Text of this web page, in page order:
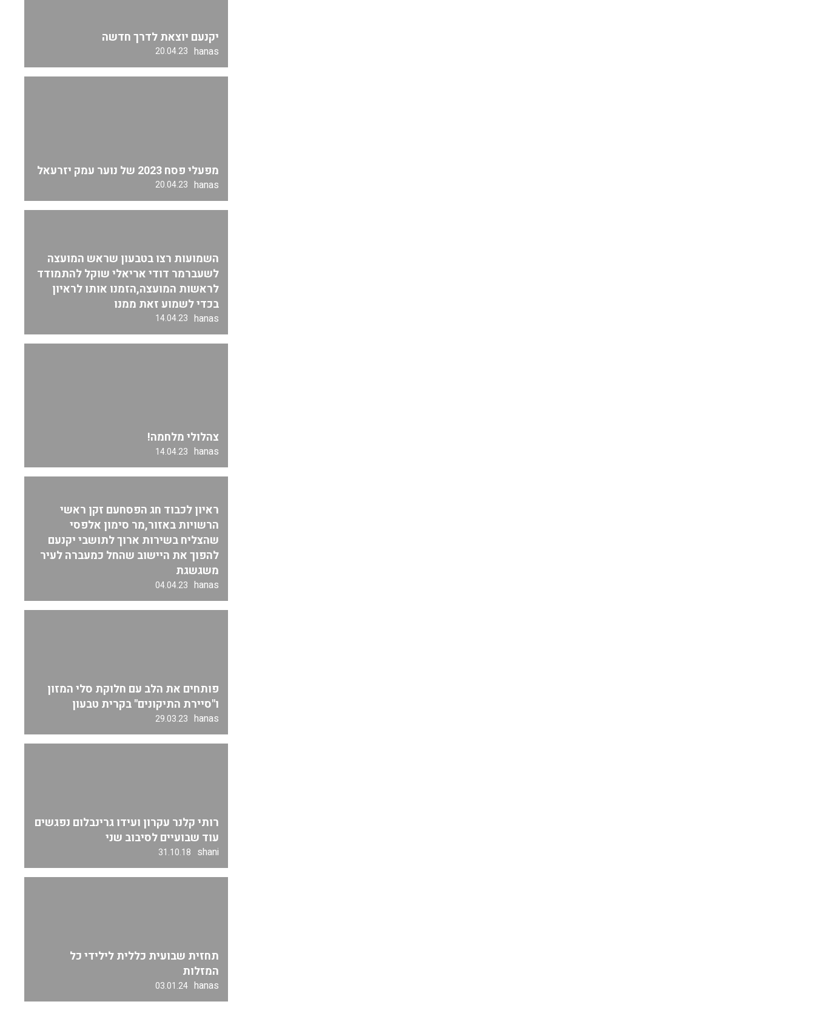
יקנעם יוצאת לדרך חדשה
hanas
20.04.23
מפעלי פסח 2023 של נוער עמק יזרעאל
hanas
20.04.23
השמועות רצו בטבעון שראש המועצה
לשעברמר דודי אריאלי שוקל להתמודד
לראשות המועצה,הזמנו אותו לראיון
בכדי לשמוע זאת ממנו
hanas
14.04.23
צהלולי מלחמה!
hanas
14.04.23
ראיון לכבוד חג הפסחעם זקן ראשי
הרשויות באזור,מר סימון אלפסי
שהצליח בשירות ארוך לתושבי יקנעם
להפוך את היישוב שהחל כמעברה לעיר
משגשגת
hanas
04.04.23
פותחים את הלב עם חלוקת סלי המזון
ו"סיירת התיקונים" בקרית טבעון
hanas
29.03.23
רותי קלנר עקרון ועידו גרינבלום נפגשים
עוד שבועיים לסיבוב שני
shani
31.10.18
תחזית שבועית כללית לילידי כל
המזלות
hanas
03.01.24